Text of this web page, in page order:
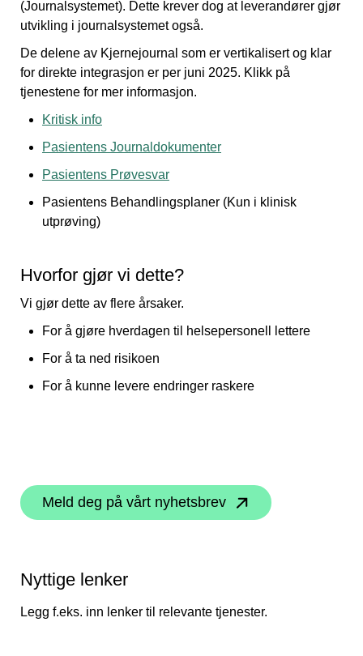
(Journalsystemet). Dette krever dog at leverandører gjør
utvikling i journalsystemet også.
De delene av Kjernejournal som er vertikalisert og klar
for direkte integrasjon er per juni 2025. Klikk på
tjenestene for mer informasjon.
Kritisk info
Pasientens Journaldokumenter
Pasientens Prøvesvar
Pasientens Behandlingsplaner (Kun i klinisk
utprøving)
Hvorfor gjør vi dette?
Vi gjør dette av flere årsaker.
For å gjøre hverdagen til helsepersonell lettere
For å ta ned risikoen
For å kunne levere endringer raskere
Meld deg på vårt nyhetsbrev
Nyttige lenker
Legg f.eks. inn lenker til relevante tjenester.